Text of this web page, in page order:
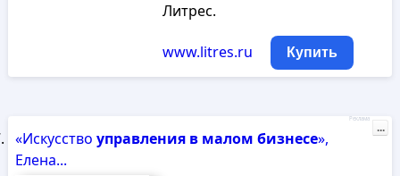
Литрес.
www.litres.ru Купить
«Искусство управления в малом бизнесе»,
Елена...
Реклама
...